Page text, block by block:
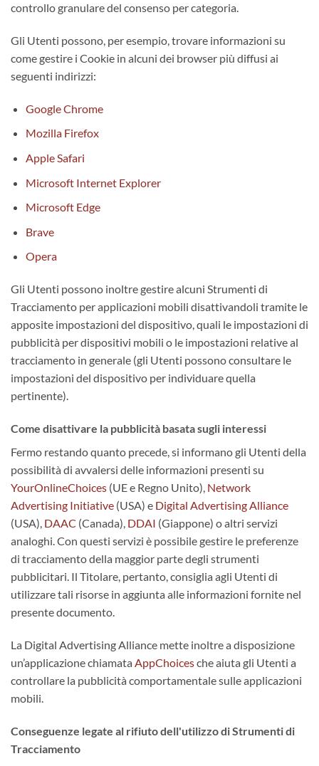
controllo granulare del consenso per categoria.
Gli Utenti possono, per esempio, trovare informazioni su
come gestire i Cookie in alcuni dei browser più diffusi ai
seguenti indirizzi:
Google Chrome
Mozilla Firefox
Apple Safari
Microsoft Internet Explorer
Microsoft Edge
Brave
Opera
Gli Utenti possono inoltre gestire alcuni Strumenti di
Tracciamento per applicazioni mobili disattivandoli tramite le
apposite impostazioni del dispositivo, quali le impostazioni di
pubblicità per dispositivi mobili o le impostazioni relative al
tracciamento in generale (gli Utenti possono consultare le
impostazioni del dispositivo per individuare quella
pertinente).
Come disattivare la pubblicità basata sugli interessi
Fermo restando quanto precede, si informano gli Utenti della
possibilità di avvalersi delle informazioni presenti su
YourOnlineChoices (UE e Regno Unito), Network
Advertising Initiative (USA) e Digital Advertising Alliance
(USA), DAAC (Canada), DDAI (Giappone) o altri servizi
analoghi. Con questi servizi è possibile gestire le preferenze
di tracciamento della maggior parte degli strumenti
pubblicitari. Il Titolare, pertanto, consiglia agli Utenti di
utilizzare tali risorse in aggiunta alle informazioni fornite nel
presente documento.
La Digital Advertising Alliance mette inoltre a disposizione
un’applicazione chiamata AppChoicesche aiuta gli Utenti a
controllare la pubblicità comportamentale sulle applicazioni
mobili.
Conseguenze legate al rifiuto dell'utilizzo di Strumenti di
Tracciamento